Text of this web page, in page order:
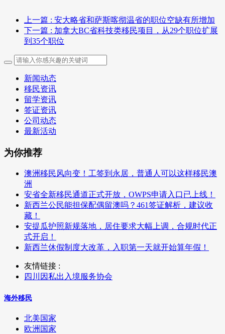
上一篇 : 安大略省和萨斯喀彻温省的职位空缺有所增加
下一篇 : 加拿大BC省科技类移民项目，从29个职位扩展
到35个职位
新闻动态
移民资讯
留学资讯
签证资讯
公司动态
最新活动
为你推荐
澳洲移民风向变！工签到永居，普通人可以这样移民澳
洲
安省全新移民通道正式开放，OWPS申请入口已上线！
新西兰公民能担保配偶留澳吗？461签证解析，建议收
藏！
安提瓜护照新规落地，居住要求大幅上调，合规时代正
式开启！
新西兰休假制度大改革，入职第一天就开始算年假！
友情链接 :
四川因私出入境服务协会
海外移民
北美国家
欧洲国家